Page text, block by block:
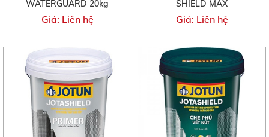
WATERGUARD 20kg
Giá: Liên hệ
SHIELD MAX
Giá: Liên hệ